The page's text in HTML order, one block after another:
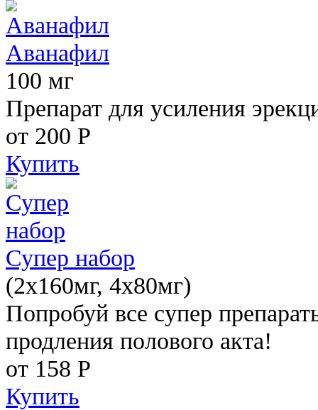
Аванафил
100 мг
Препарат для усиления
от 200 Р
Купить
Супер набор
(2х160мг, 4х80мг)
Попробуй все супер
продления полового акта!
от 158 Р
Купить